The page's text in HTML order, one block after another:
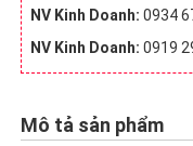
NV Kinh Doanh: 0934
NV Kinh Doanh: 0919
Mô tả sản phẩm